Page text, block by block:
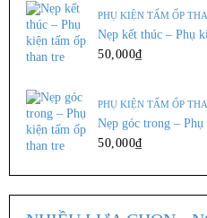
Tấm ôp An Phúc W126
307,000₫
Kích thước : 10 * 300cm ...
THÊM VÀO GIỎ
TẤM NHỰA GIẢ GỖ,
Tấm ôp An Phúc
PHỤ KIỆN TẤM ỐP
Nẹp kết thúc – Phụ
50,000₫
PHỤ KIỆN TẤM ỐP
Nẹp góc trong –
50,000₫